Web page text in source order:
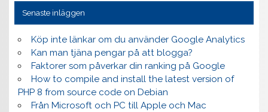
Senaste inläggen
Köp inte länkar om du använder Google Analytics
Kan man tjäna pengar på att blogga?
Faktorer som påverkar din ranking på Google
How to compile and install the latest version of
PHP 8 from source code on Debian
Från Microsoft och PC till Apple och Mac